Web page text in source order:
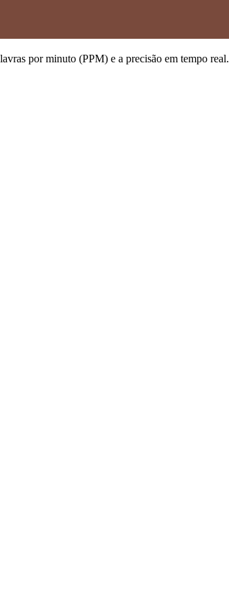
por minuto (PPM) e a precisão em tempo real.